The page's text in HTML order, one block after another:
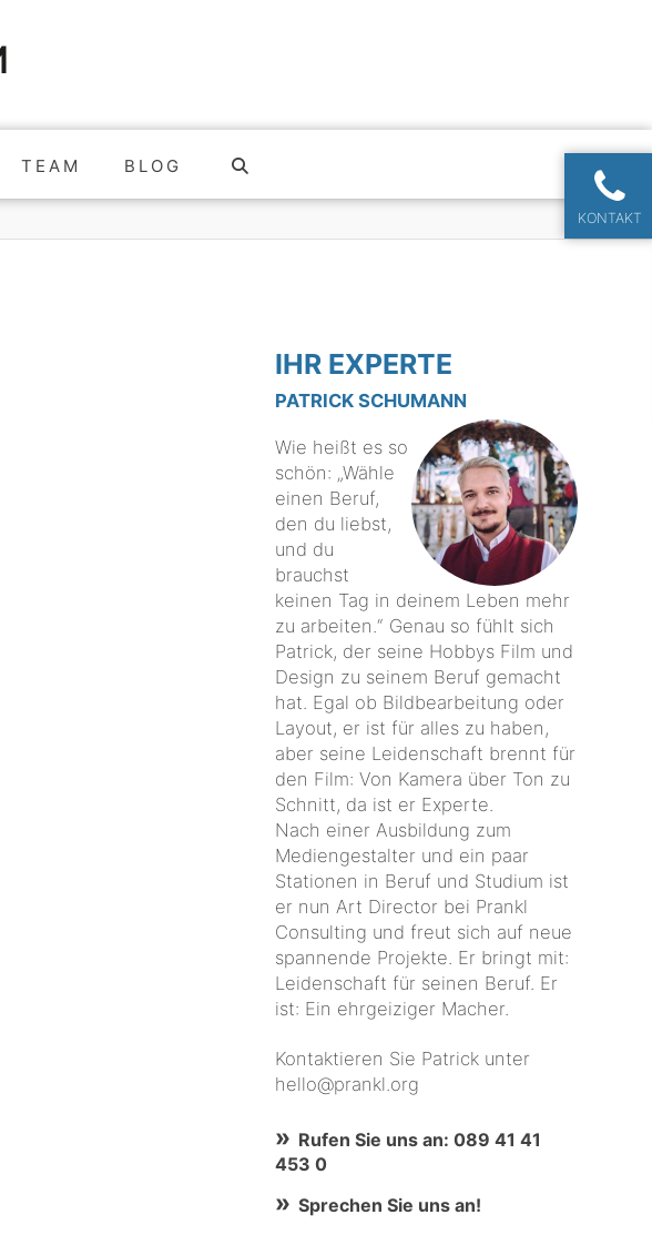
TEAM BLOG
KONTAKT
IHR EXPERTE
PATRICK SCHUMANN
Wie heißt es so
schön: „Wähle
einen Beruf,
den du liebst,
und du
brauchst
keinen Tag in deinem Leben mehr
zu arbeiten.“ Genau so fühlt sich
Patrick, der seine Hobbys Film und
Design zu seinem Beruf gemacht
hat. Egal ob Bildbearbeitung oder
Layout, er ist für alles zu haben,
aber seine Leidenschaft brennt für
den Film: Von Kamera über Ton zu
Schnitt, da ist er Experte.
Nach einer Ausbildung zum
Mediengestalter und ein paar
Stationen in Beruf und Studium ist
er nun Art Director bei Prankl
Consulting und freut sich auf neue
spannende Projekte. Er bringt mit:
Leidenschaft für seinen Beruf. Er
ist: Ein ehrgeiziger Macher.
Kontaktieren Sie Patrick unter
hello@prankl.org
Rufen Sie uns an: 089 41 41
453 0
Sprechen Sie uns an!